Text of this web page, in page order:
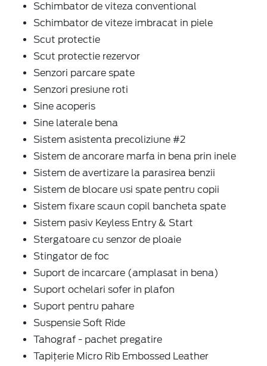
Schimbator de viteza conventional
Schimbator de viteze imbracat in piele
Scut protectie
Scut protectie rezervor
Senzori parcare spate
Senzori presiune roti
Sine acoperis
Sine laterale bena
Sistem asistenta precoliziune #2
Sistem de ancorare marfa in bena prin inele
Sistem de avertizare la parasirea benzii
Sistem de blocare usi spate pentru copii
Sistem fixare scaun copil bancheta spate
Sistem pasiv Keyless Entry & Start
Stergatoare cu senzor de ploaie
Stingator de foc
Suport de incarcare (amplasat in bena)
Suport ochelari sofer in plafon
Suport pentru pahare
Suspensie Soft Ride
Tahograf - pachet pregatire
Tapițerie Micro Rib Embossed Leather